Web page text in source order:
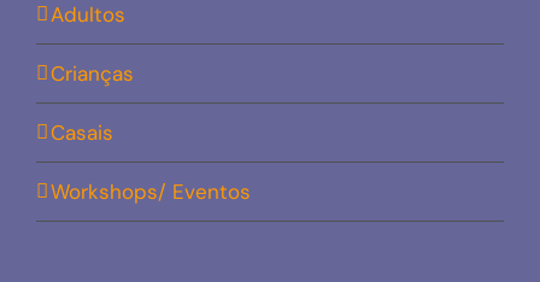
Adultos
Crianças
Casais
Workshops/ Eventos